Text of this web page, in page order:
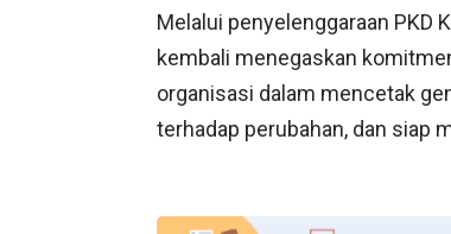
Melalui penyelenggaraan PKD
kembali menegaskan
organisasi dalam mencetak
terhadap perubahan, dan siap